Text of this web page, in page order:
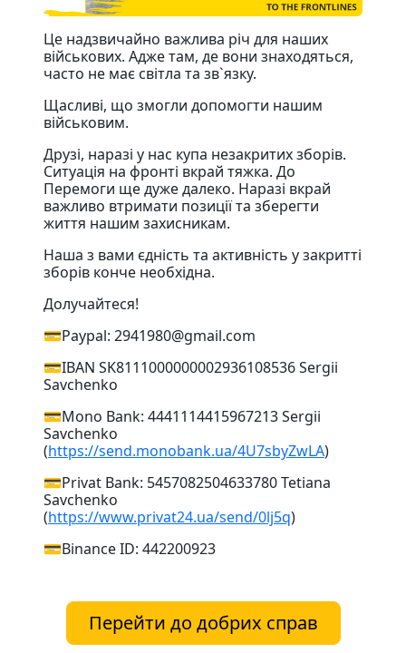
Це надзвичайно важлива річ для наших
військових. Адже там, де вони знаходяться,
часто не має світла та зв`язку.
Щасливі, що змогли допомогти нашим
військовим.
Друзі, наразі у нас купа незакритих зборів.
Ситуація на фронті вкрай тяжка. До
Перемоги ще дуже далеко. Наразі вкрай
важливо втримати позиції та зберегти
життя нашим захисникам.
Наша з вами єдність та активність у закритті
зборів конче необхідна.
Долучайтеся!
💳Paypal: 2941980@gmail.com
💳IBAN SK8111000000002936108536 Sergii
Savchenko
💳Mono Bank: 4441114415967213 Sergii
Savchenko
(https://send.monobank.ua/4U7sbyZwLA)
💳Privat Bank: 5457082504633780 Tetiana
Savchenko
(https://www.privat24.ua/send/0lj5q)
💳Binance ID: 442200923
Перейти до добрих справ